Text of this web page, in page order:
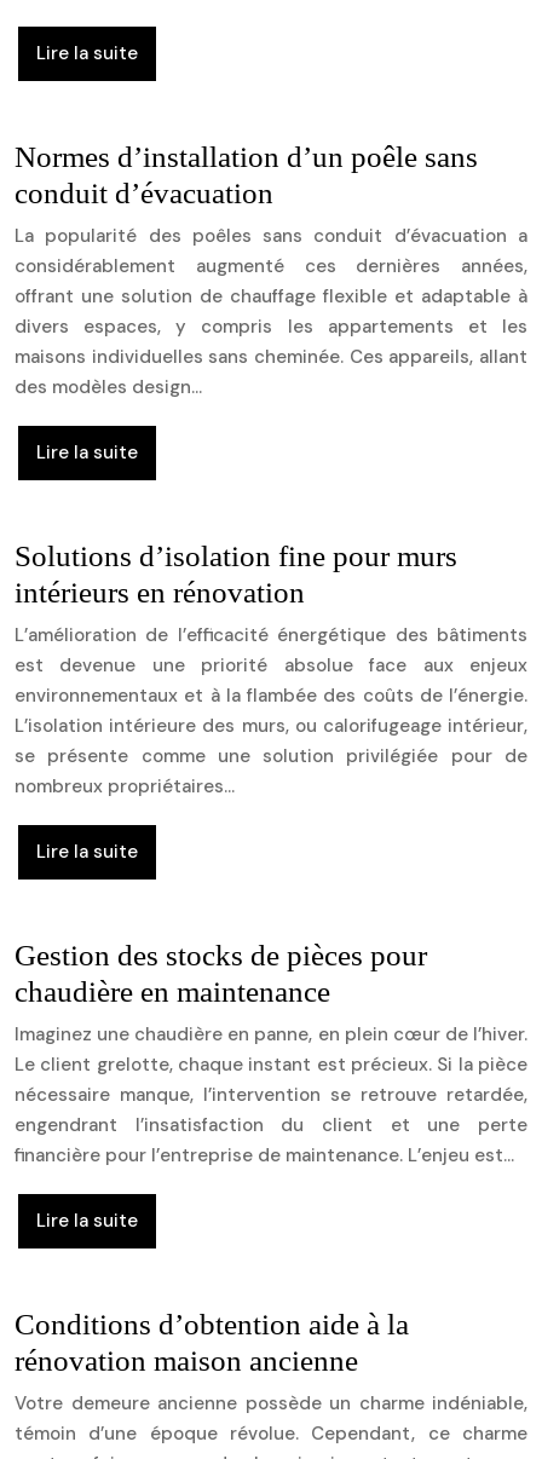
Lire la suite
Normes d’installation d’un poêle sans
conduit d’évacuation
La popularité des poêles sans conduit d’évacuation a
considérablement augmenté ces dernières années,
offrant une solution de chauffage flexible et adaptable à
divers espaces, y compris les appartements et les
maisons individuelles sans cheminée. Ces appareils, allant
des modèles design…
Lire la suite
Solutions d’isolation fine pour murs
intérieurs en rénovation
L’amélioration de l’efficacité énergétique des bâtiments
est devenue une priorité absolue face aux enjeux
environnementaux et à la flambée des coûts de l’énergie.
L’isolation intérieure des murs, ou calorifugeage intérieur,
se présente comme une solution privilégiée pour de
nombreux propriétaires…
Lire la suite
Gestion des stocks de pièces pour
chaudière en maintenance
Imaginez une chaudière en panne, en plein cœur de l’hiver.
Le client grelotte, chaque instant est précieux. Si la pièce
nécessaire manque, l’intervention se retrouve retardée,
engendrant l’insatisfaction du client et une perte
financière pour l’entreprise de maintenance. L’enjeu est…
Lire la suite
Conditions d’obtention aide à la
rénovation maison ancienne
Votre demeure ancienne possède un charme indéniable,
témoin d’une époque révolue. Cependant, ce charme